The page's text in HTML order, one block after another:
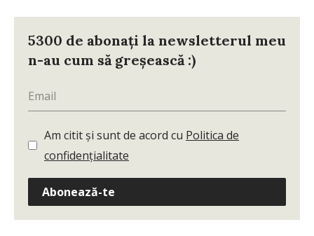
5300 de abonați la newsletterul meu
n-au cum să greșească :)
Am citit și sunt de acord cu Politica de
confidențialitate
Abonează-te